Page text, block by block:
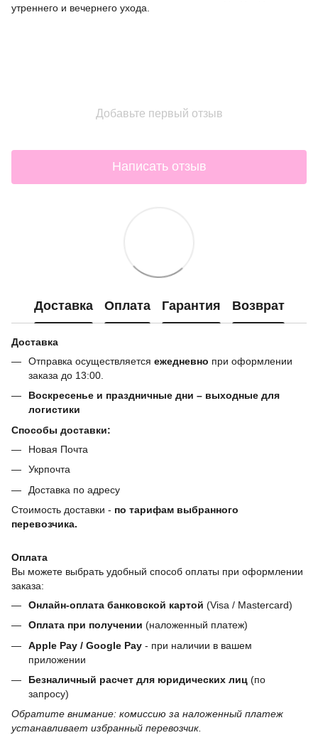
утреннего и вечернего ухода.
Добавьте первый отзыв
Написать отзыв
Доставка Оплата Гарантия Возврат
Доставка
Отправка осуществляется ежедневно при оформлении
заказа до 13:00.
Воскресенье и праздничные дни – выходные для
логистики
Способы доставки:
Новая Почта
Укрпочта
Доставка по адресу
Стоимость доставки - по тарифам выбранного
перевозчика.
Оплата
Вы можете выбрать удобный способ оплаты при оформлении
заказа:
Онлайн-оплата банковской картой (Visa / Mastercard)
Оплата при получении (наложенный платеж)
Apple Pay / Google Pay - при наличии в вашем
приложении
Безналичный расчет для юридических лиц (по
запросу)
Обратите внимание: комиссию за наложенный платеж
устанавливает избранный перевозчик.